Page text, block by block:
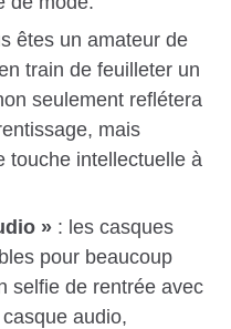
êtes un amateur de
train de feuilleter un
seulement reflétera
mais
touche intellectuelle à
» : les casques
pour beaucoup
selfie de rentrée avec
audio,